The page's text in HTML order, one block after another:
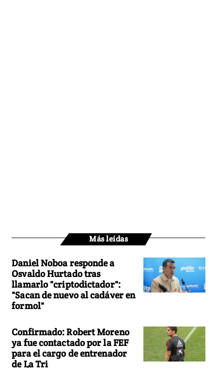
Más leídas
Daniel Noboa responde a
Osvaldo Hurtado tras
llamarlo "criptodictador":
"Sacan de nuevo al cadáver en
formol"
Confirmado: Robert Moreno
ya fue contactado por la FEF
para el cargo de entrenador
de La Tri